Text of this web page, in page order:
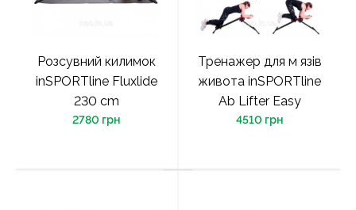
Розсувний килимок
inSPORTline Fluxlide
230 cm
2780 грн
Тренажер для м язів
живота inSPORTline
Ab Lifter Easy
4510 грн